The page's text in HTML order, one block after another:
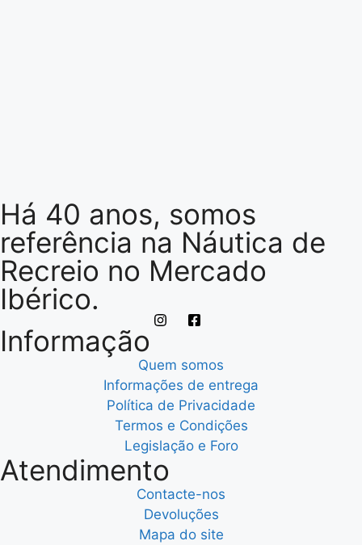
Há 40 anos, somos
referência na Náutica de
Recreio no Mercado
Ibérico.
Informação
Quem somos
Informações de entrega
Política de Privacidade
Termos e Condições
Legislação e Foro
Atendimento
Contacte-nos
Devoluções
Mapa do site